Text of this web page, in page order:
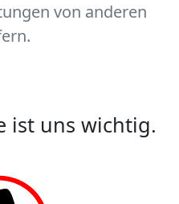
von anderen
ist uns wichtig.